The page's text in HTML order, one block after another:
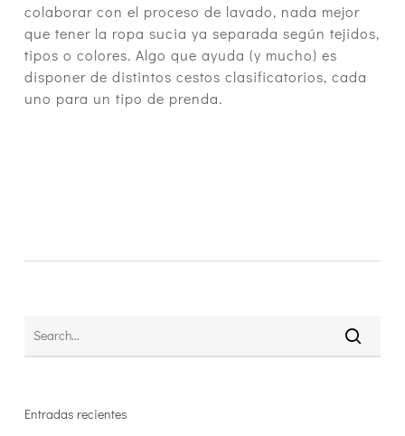
colaborar con el proceso de lavado, nada mejor
que tener la ropa sucia ya separada según tejidos,
tipos o colores. Algo que ayuda (y mucho) es
disponer de distintos cestos clasificatorios, cada
uno para un tipo de prenda.
Entradas recientes